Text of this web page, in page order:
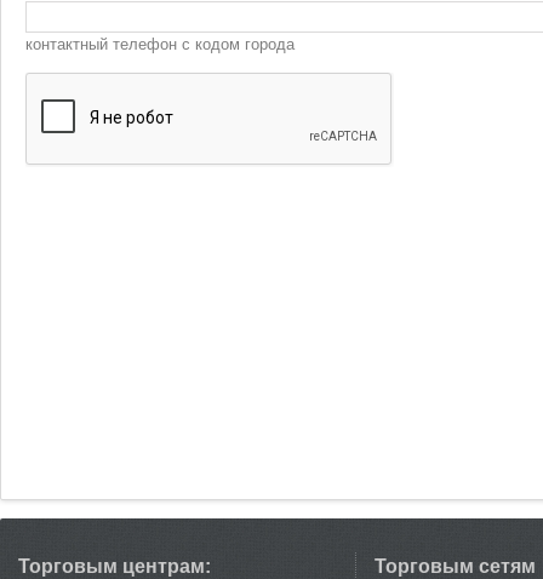
контактный телефон с кодом города
Торговым центрам: Торговым сетям